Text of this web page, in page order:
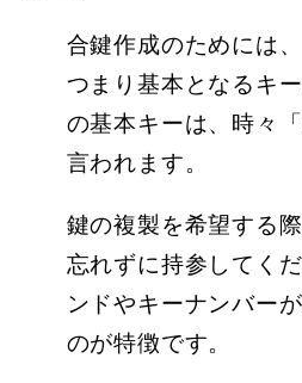
合鍵作成のためには
つまり基本となるキ
の基本キーは、時々
言われます。
鍵の複製を希望する
忘れずに持参してく
ンドやキーナンバー
のが特徴です。